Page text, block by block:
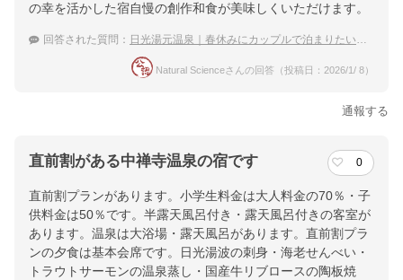
ホテル詳細を詳しく見る
の幸を活かした宿自慢の創作和食が美味しくいただけます。
回答された質問： 日光湯元温泉｜春休みにカップルで泊まりたい！宿のおすすめは？
Natural Scienceさんの回答（投稿日：2026/1/ 8）
通報する
直前割がある中禅寺温泉の宿です 0
直前割プランがあります。小学生料金は大人料金の70％・子
供料金は50％です。半露天風呂付き・露天風呂付きの客室が
あります。温泉は大浴場・露天風呂があります。直前割プラ
ンの夕食は基本会席です。日光湯波の刺身・海老せんべい・
トラウトサーモンの温泉蒸し・国産牛リブロースの陶板焼